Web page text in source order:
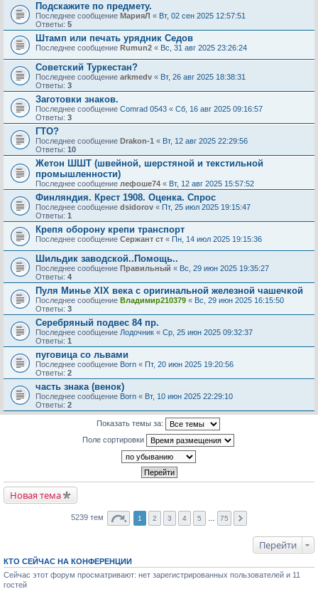
Подскажите по предмету.
Последнее сообщение МарияЛ « Вт, 02 сен 2025 12:57:51
Ответы: 5
Штамп или печать урядник Седов
Последнее сообщение Rumun2 « Вс, 31 авг 2025 23:26:24
Советский Туркестан?
Последнее сообщение arkmedv « Вт, 26 авг 2025 18:38:31
Ответы: 3
Заготовки знаков.
Последнее сообщение Comrad 0543 « Сб, 16 авг 2025 09:16:57
Ответы: 3
ГТО?
Последнее сообщение Drakon-1 « Вт, 12 авг 2025 22:29:56
Ответы: 10
Жетон ШШТ (швейной, шерстяной и текстильной
промышленности)
Последнее сообщение лефоше74 « Вт, 12 авг 2025 15:57:52
Финляндия. Крест 1908. Оценка. Спрос
Последнее сообщение dsidorov « Пт, 25 июл 2025 19:15:47
Ответы: 1
Крепя оборону крепи транспорт
Последнее сообщение Сержант ст « Пн, 14 июл 2025 19:15:36
Шильдик заводской..Помощь..
Последнее сообщение Правильный « Вс, 29 июн 2025 19:35:27
Ответы: 4
Пуля Минье XIX века с оригинальной железной чашечкой
Последнее сообщение Владимир210379 « Вс, 29 июн 2025 16:15:50
Ответы: 3
Серебряный подвес 84 пр.
Последнее сообщение Лодочник « Ср, 25 июн 2025 09:32:37
Ответы: 1
пуговица со львами
Последнее сообщение Born « Пт, 20 июн 2025 19:20:56
Ответы: 2
часть знака (венок)
Последнее сообщение Born « Вт, 10 июн 2025 22:29:10
Ответы: 2
Показать темы за:
Поле сортировки
Новая тема
5239 тем 1 2 3 4 5 75
Перейти
КТО СЕЙЧАС НА КОНФЕРЕНЦИИ
Сейчас этот форум просматривают: нет зарегистрированных пользователей и 11
гостей